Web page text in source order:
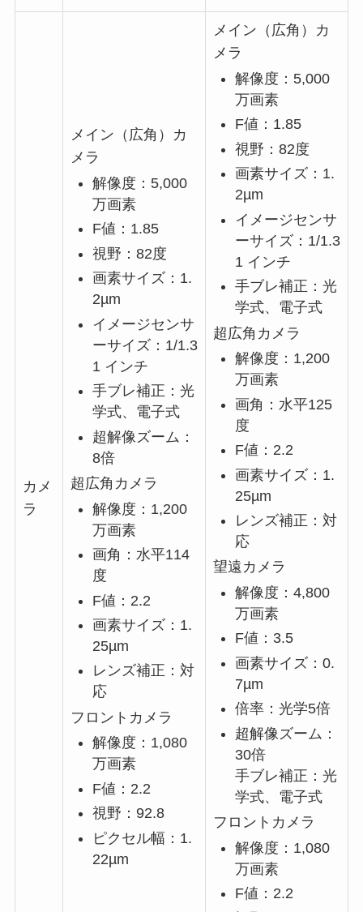
カメ
ラ
メイン（広角）カ
メラ
解像度：5,000
万画素
F値：1.85
視野：82度
画素サイズ：1.
2µm
イメージセンサ
ーサイズ：1/1.3
1 インチ
手ブレ補正：光
学式、電子式
超解像ズーム：
8倍
超広角カメラ
解像度：1,200
万画素
画角：水平114
度
F値：2.2
画素サイズ：1.
25µm
レンズ補正：対
応
フロントカメラ
解像度：1,080
万画素
F値：2.2
視野：92.8
ピクセル幅：1.
22µm
メイン（広角）カ
メラ
解像度：5,000
万画素
F値：1.85
視野：82度
画素サイズ：1.
2µm
イメージセンサ
ーサイズ：1/1.3
1 インチ
手ブレ補正：光
学式、電子式
超広角カメラ
解像度：1,200
万画素
画角：水平125
度
F値：2.2
画素サイズ：1.
25µm
レンズ補正：対
応
望遠カメラ
解像度：4,800
万画素
F値：3.5
画素サイズ：0.
7µm
倍率：光学5倍
超解像ズーム：
30倍
手ブレ補正：光
学式、電子式
フロントカメラ
解像度：1,080
万画素
F値：2.2